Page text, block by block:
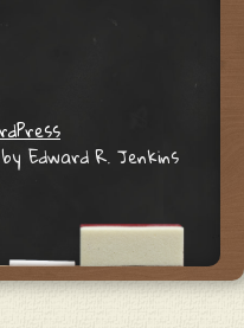
Edward R. Jenkins